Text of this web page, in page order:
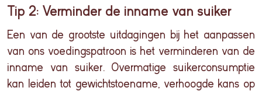
Tip 2: Verminder de inname van suiker
Een van de grootste uitdagingen bij het aanpassen
van ons voedingspatroon is het verminderen van de
inname van suiker. Overmatige suikerconsumptie
kan leiden tot gewichtstoename, verhoogde kans op